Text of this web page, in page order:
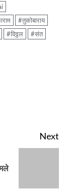
#तुकोबाराय
#विठ्ठल
#संत
Next